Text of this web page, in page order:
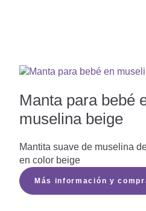
Manta para bebé
muselina beige
Mantita suave de muselina
en color beige
Más información y